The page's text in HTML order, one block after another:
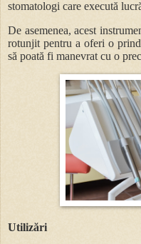
stomatologi care execută
De asemenea, acest
rotunjit pentru a oferi o
să poată fi manevrat cu o
Utilizări